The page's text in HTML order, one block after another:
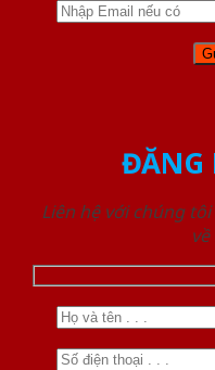
ĐĂNG
Liên hệ với chúng